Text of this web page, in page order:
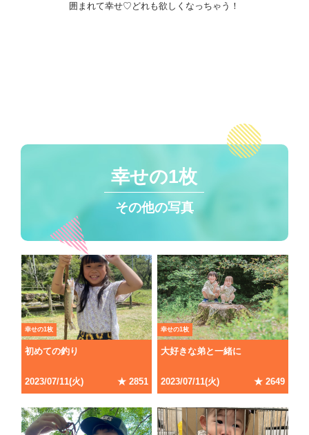
囲まれて幸せ♡どれも欲しくなっちゃう！
幸せの1枚
その他の写真
幸せの1枚
初めての釣り
2023/07/11(火) ★ 2851
幸せの1枚
大好きな弟と一緒に
2023/07/11(火) ★ 2649